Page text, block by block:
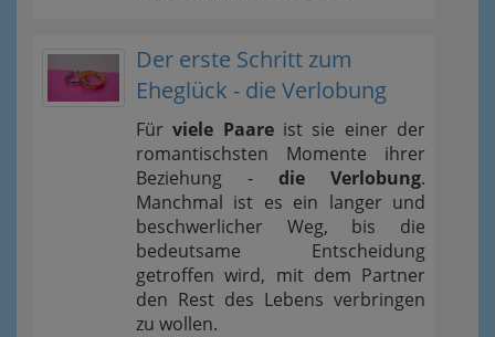
Der erste Schritt zum
Eheglück - die Verlobung
Fürviele Paareist sie einer der
romantischsten Momente ihrer
Beziehung - die Verlobung.
Manchmal ist es ein langer und
beschwerlicher Weg, bis die
bedeutsame Entscheidung
getroffen wird, mit dem Partner
den Rest des Lebens verbringen
zu wollen.